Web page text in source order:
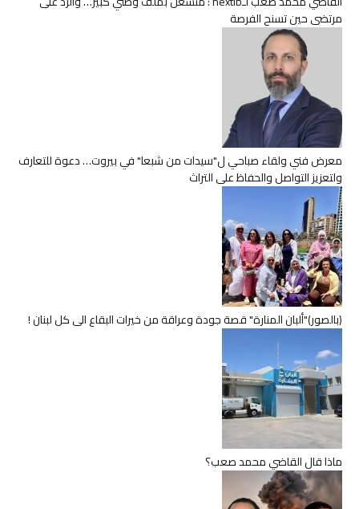
مرتضى حين تسنح الفرصة
معرض فني ولقاء صباحي ل"سيدات من شبعا" في بيروت… دعوة للتعارف
ولتعزيز التواصل والحفاظ على التراث
(بالصور)"ألبان المنارة" قصة جودة وعراقة من خيرات البقاع الى كل لبنان !
ماذا قال القاضي محمد صعب؟